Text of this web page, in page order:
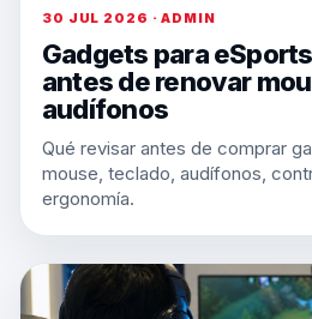
30 JUL 2026 · ADMIN
Gadgets para
antes de renovar
audífonos
Qué revisar antes de comprar
mouse, teclado, audífonos,
ergonomía.